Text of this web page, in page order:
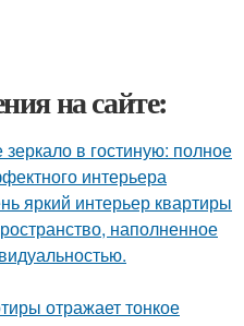
на сайте:
в гостиную: полное
интерьера
яркий интерьер квартиры
наполненное
отражает тонкое